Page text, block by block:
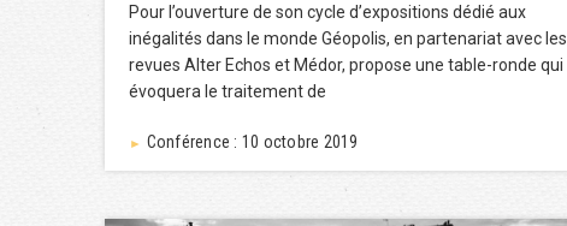
Pour l’ouverture de son cycle d’expositions dédié aux
inégalités dans le monde Géopolis, en partenariat avec les
revues Alter Echos et Médor, propose une table-ronde qui
évoquera le traitement de
► Conférence : 10 octobre 2019